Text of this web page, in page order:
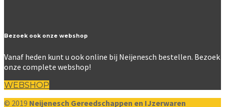
Bezoek ook onze webshop
Vanaf heden kunt u ook online bij Neijenesch bestellen. Bezoek
onze complete webshop!
WEBSHOP
© 2019 Neijenesch Gereedschappen en IJzerwaren